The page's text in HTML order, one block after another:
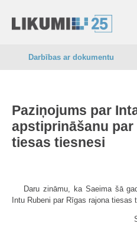
Darbības ar dokumentu
Paziņojums par
apstiprināšanu par
tiesas tiesnesi
Daru zināmu, ka Saeima šā
Intu Rubeni par Rīgas rajona tiesas